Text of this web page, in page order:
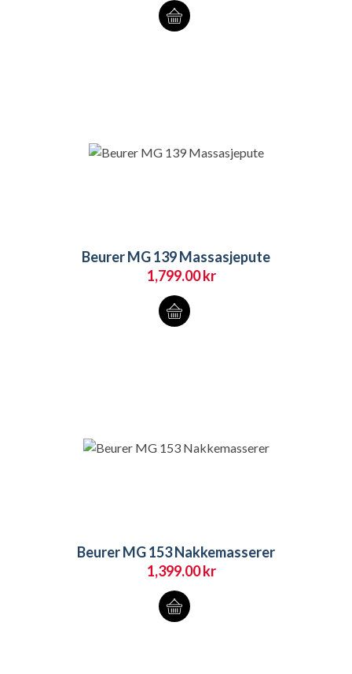
Beurer MG 139 Massasjepute
1,799.00kr
Beurer MG 153 Nakkemasserer
1,399.00kr